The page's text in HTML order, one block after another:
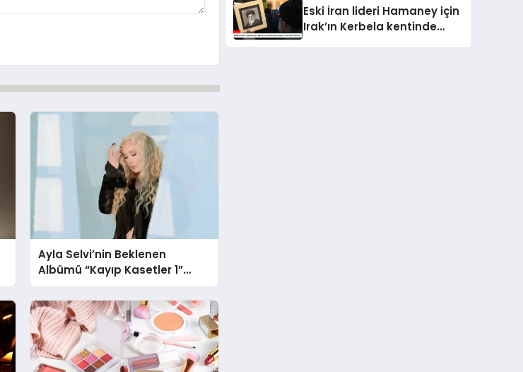
Ayla Selvi’nin Beklenen
Albümü “Kayıp Kasetler 1”
Yayınlandı!
Eski İran lideri Hamaney için
Irak’ın Kerbela kentinde